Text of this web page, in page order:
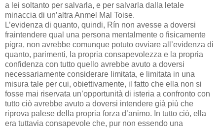
a lei soltanto per salvarla, e per salvarla dalla letale
minaccia di un’altra Anmel Mal Toise.
L’evidenza di quanto, quindi, Rín non avesse a doversi
fraintendere qual una persona mentalmente o fisicamente
pigra, non avrebbe comunque potuto ovviare all’evidenza di
quanto, parimenti, la propria consapevolezza e la propria
confidenza con tutto quello avrebbe avuto a doversi
necessariamente considerare limitata, e limitata in una
misura tale per cui, obiettivamente, il fatto che ella non si
fosse mai riservata un’opportunità di isteria a confronto con
tutto ciò avrebbe avuto a doversi intendere già più che
riprova palese della propria forza d’animo. In tutto ciò, ella
era tuttavia consapevole che, pur non essendo una